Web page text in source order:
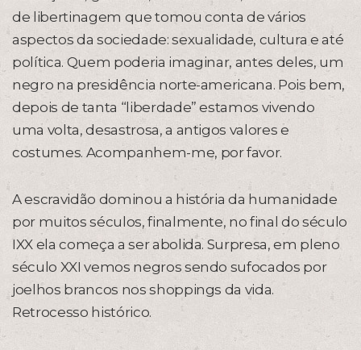
de libertinagem que tomou conta de vários
aspectos da sociedade: sexualidade, cultura e até
política. Quem poderia imaginar, antes deles, um
negro na presidência norte-americana. Pois bem,
depois de tanta “liberdade” estamos vivendo
uma volta, desastrosa, a antigos valores e
costumes. Acompanhem-me, por favor.
A escravidão dominou a história da humanidade
por muitos séculos, finalmente, no final do século
IXX ela começa a ser abolida. Surpresa, em pleno
século XXI vemos negros sendo sufocados por
joelhos brancos nos shoppings da vida.
Retrocesso histórico.